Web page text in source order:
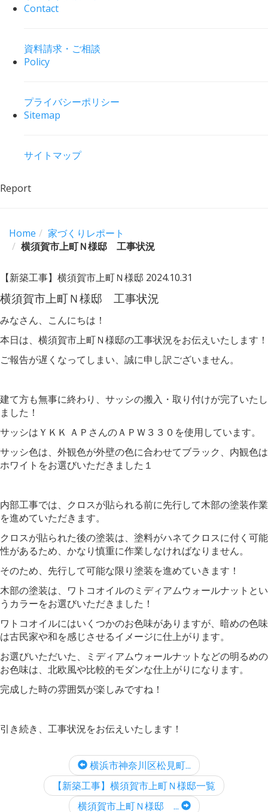
Contact
資料請求・ご相談
Policy
プライバシーポリシー
Sitemap
サイトマップ
Report
Home
家づくりレポート
横須賀市上町Ｎ様邸 工事状況
【新築工事】横須賀市上町Ｎ様邸 2024.10.31
横須賀市上町Ｎ様邸 工事状況
みなさん、こんにちは！
本日は、横須賀市上町Ｎ様邸の工事状況をお伝えいたします！
ご報告が遅くなってしまい、誠に申し訳ございません。
建て方も無事に終わり、サッシの搬入・取り付けが完了いたし
ました！
サッシはＹＫＫ ＡＰさんのＡＰＷ３３０を使用しています。
サッシ色は、外観色が外壁の色に合わせてブラック、内観色は
ホワイトをお選びいただきました１
内部工事では、クロスが貼られる前に先行して木部の塗装作業
を進めていただきます。
クロスが貼られた後の塗装は、塗料がハネてクロスに付く可能
性があるため、かなり慎重に作業しなければなりません。
そのため、先行して可能な限り塗装を進めていきます！
木部の塗装は、ワトコオイルのミディアムウォールナットとい
うカラーをお選びいただきました！
ワトコオイルにはいくつかのお色味がありますが、暗めの色味
は古民家や和を感じさせるイメージに仕上がります。
お選びいただいた、ミディアムウォールナットなどの明るめの
お色味は、北欧風や比較的モダンな仕上がりになります。
完成した時の雰囲気が楽しみですね！
引き続き、工事状況をお伝えいたします！
横浜市神奈川区松見町...
【新築工事】横須賀市上町Ｎ様邸一覧
横須賀市上町Ｎ様邸 ...